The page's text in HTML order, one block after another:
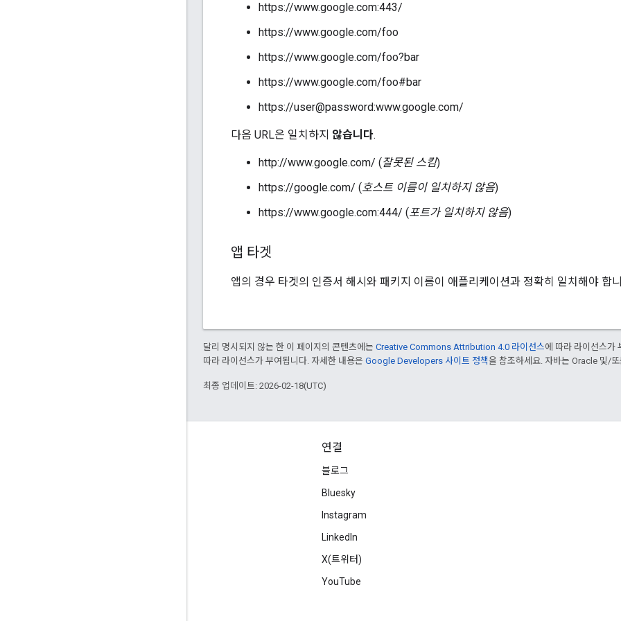
https://www.google.com:443/
https://www.google.com/foo
https://www.google.com/foo?bar
https://www.google.com/foo#bar
https://user@password:www.google.com/
다음 URL은 일치하지 않습니다.
http://www.google.com/ (잘못된 스킴)
https://google.com/ (호스트 이름이 일치하지 않음)
https://www.google.com:444/ (포트가 일치하지 않음)
앱 타겟
앱의 경우 타겟의 인증서 해시와 패키지 이름이 애플리케이션과 정확히 일치해야 합
달리 명시되지 않는 한 이 페이지의 콘텐츠에는 Creative Commons Attribution 4.0 라이선스에 따라 라이선스가
따라 라이선스가 부여됩니다. 자세한 내용은 Google Developers 사이트 정책을 참조하세요. 자바는 Oracle 및/
최종 업데이트: 2026-02-18(UTC)
연결
블로그
Bluesky
Instagram
LinkedIn
X(트위터)
YouTube